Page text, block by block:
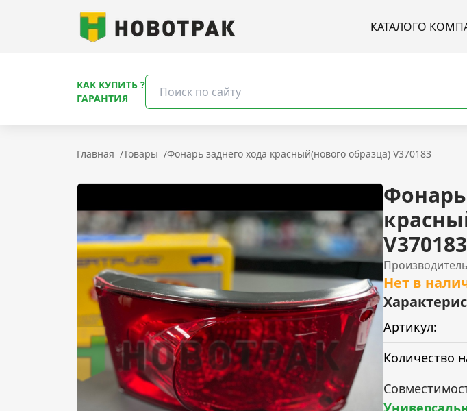
КАТАЛОГО
КАК КУПИТЬ ?
ГАРАНТИЯ
Главная /Товары /Фонарь заднего хода красный(нового образца) V370183
Фонарь
V370183
Нет в
Артикул:
Количество